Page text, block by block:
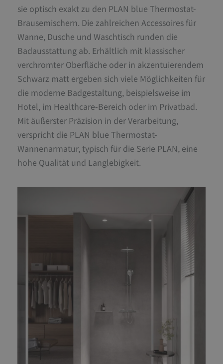
sie optisch exakt zu den PLAN blue Thermostat-
Brausemischern. Die zahlreichen Accessoires für
Wanne, Dusche und Waschtisch runden die
Badausstattung ab. Erhältlich mit klassischer
verchromter Oberfläche oder in akzentuierendem
Schwarz matt ergeben sich viele Möglichkeiten für
die moderne Badgestaltung, beispielsweise im
Hotel, im Healthcare-Bereich oder im Privatbad.
Mit äußerster Präzision in der Verarbeitung,
verspricht die PLAN blue Thermostat-
Wannenarmatur, typisch für die Serie PLAN, eine
hohe Qualität und Langlebigkeit.